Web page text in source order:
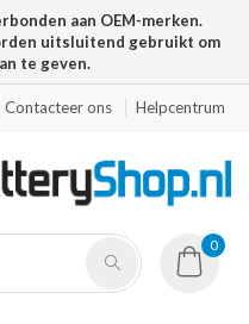
aan OEM-merken.
uitsluitend gebruikt om
te geven.
Contacteer ons Helpcentrum
0